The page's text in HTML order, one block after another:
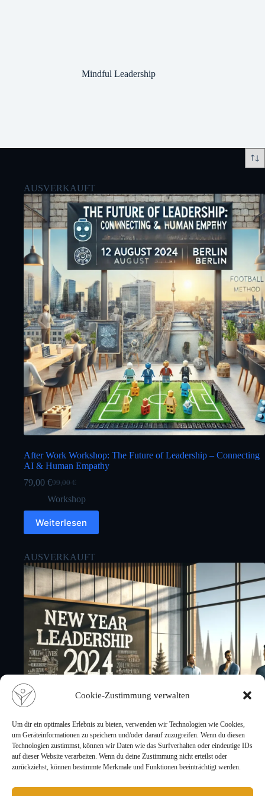
Cookie-Zustimmung verwalten
Um dir ein optimales Erlebnis zu bieten, verwenden wir Technologien wie Cookies,
um Geräteinformationen zu speichern und/oder darauf zuzugreifen. Wenn du diesen
Technologien zustimmst, können wir Daten wie das Surfverhalten oder eindeutige IDs
auf dieser Website verarbeiten. Wenn du deine Zustimmung nicht erteilst oder
zurückziehst, können bestimmte Merkmale und Funktionen beeinträchtigt werden.
Mindful Leadership
AUSVERKAUFT
After Work Workshop: The Future of Leadership – Connecting
AI & Human Empathy
99,00€
Ursprünglicher
Preis
war:
99,00 €
79,00 €Aktueller
Preis
ist:
79,00 €.
Workshop
Weiterlesen
AUSVERKAUFT